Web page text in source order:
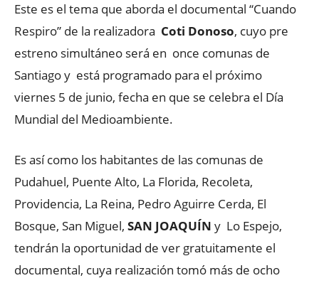
Este es el tema que aborda el documental “Cuando
Respiro” de la realizadora Coti Donoso, cuyo pre
estreno simultáneo será en once comunas de
Santiago y está programado para el próximo
viernes 5 de junio, fecha en que se celebra el Día
Mundial del Medioambiente.
Es así como los habitantes de las comunas de
Pudahuel, Puente Alto, La Florida, Recoleta,
Providencia, La Reina, Pedro Aguirre Cerda, El
Bosque, San Miguel, SAN JOAQUÍN y Lo Espejo,
tendrán la oportunidad de ver gratuitamente el
documental, cuya realización tomó más de ocho